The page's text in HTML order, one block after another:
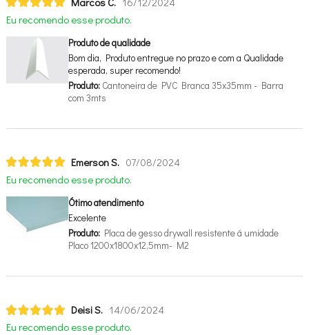
Eu recomendo esse produto.
Produto de qualidade
Bom dia, Produto entregue no prazo e com a Qualidade
esperada, super recomendo!
Produto:Cantoneira de PVC Branca 35x35mm - Barra
com 3mts
Emerson S. 07/08/2024
Eu recomendo esse produto.
Ótimo atendimento
Excelente
Produto:Placa de gesso drywall resistente á umidade
Placo 1200x1800x12,5mm- M2
Deisi S. 14/06/2024
Eu recomendo esse produto.